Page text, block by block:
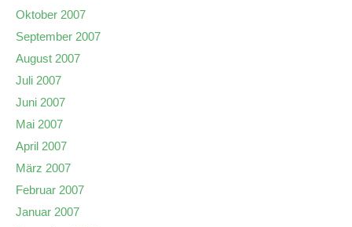
Oktober 2007
September 2007
August 2007
Juli 2007
Juni 2007
Mai 2007
April 2007
März 2007
Februar 2007
Januar 2007